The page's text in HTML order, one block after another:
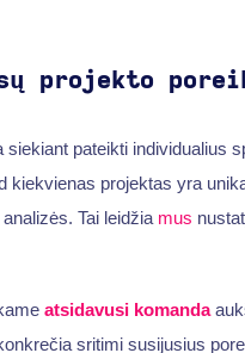
projekto
pateikti individualius
kiekvienas projektas yra
Tai leidžia mus
atsidavusi komanda
sritimi susijusius